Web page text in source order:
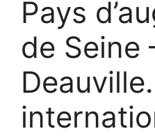
Pays
de Seine